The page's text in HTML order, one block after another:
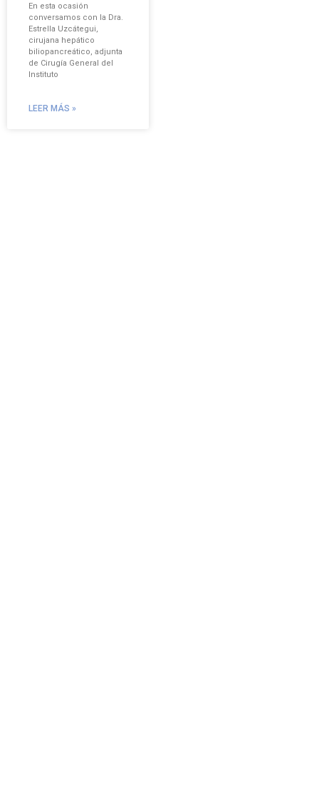
En esta ocasión
conversamos con la Dra.
Estrella Uzcátegui,
cirujana hepático
biliopancreático, adjunta
de Cirugía General del
Instituto
LEER MÁS »